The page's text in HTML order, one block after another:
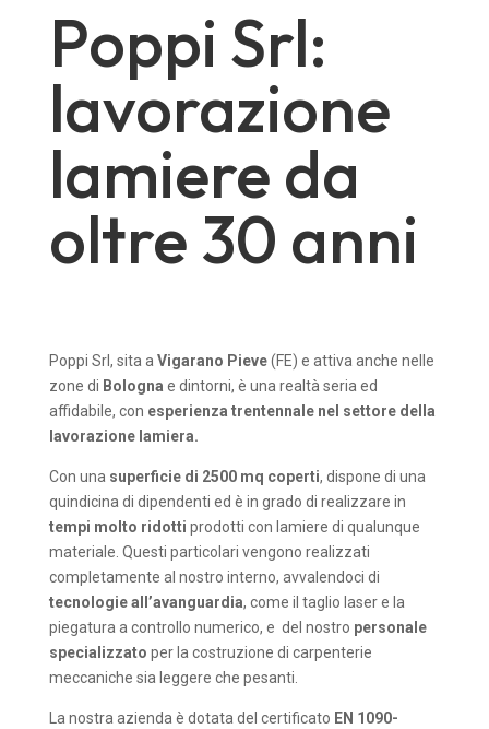
Poppi Srl:
lavorazione
lamiere da
oltre 30 anni
Poppi Srl, sita aVigarano Pieve(FE) e attiva anche nelle
zone di Bologna e dintorni, è una realtà seria ed
affidabile, con esperienza trentennale nel settore della
lavorazione lamiera.
Con una superficie di 2500 mq coperti, dispone di una
quindicina di dipendenti ed è in grado di realizzare in
tempi molto ridotti prodotti con lamiere di qualunque
materiale. Questi particolari vengono realizzati
completamente al nostro interno, avvalendoci di
tecnologie all’avanguardia, come il taglio laser e la
piegatura a controllo numerico, e del nostro personale
specializzato per la costruzione di carpenterie
meccaniche sia leggere che pesanti.
La nostra azienda è dotata del certificato EN 1090-